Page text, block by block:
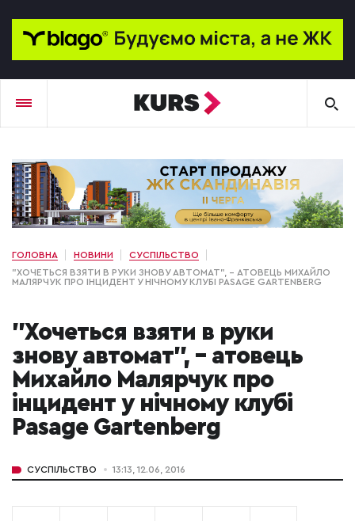
ГОЛОВНА НОВИНИ
СУСПІЛЬСТВО
"ХОЧЕТЬСЯ ВЗЯТИ В РУКИ ЗНОВУ АВТОМАТ", – АТОВЕЦЬ МИХАЙЛО
МАЛЯРЧУК ПРО ІНЦИДЕНТ У НІЧНОМУ КЛУБІ PASAGE GARTENBERG
"Хочеться взяти в руки
знову автомат", – атовець
Михайло Малярчук про
інцидент у нічному клубі
Pasage Gartenberg
СУСПІЛЬСТВО 13:13, 12.06, 2016